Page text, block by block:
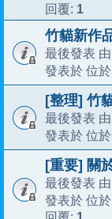
回覆: 1
竹貓新作
最後發表 由
發表於 位於
[整理] 竹
最後發表
發表於 位於
[重要] 關
最後發表
發表於 位於